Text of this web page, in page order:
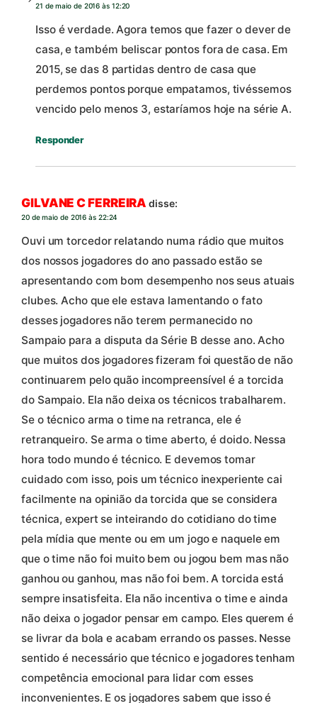
21 de maio de 2016 às 12:20
Isso é verdade. Agora temos que fazer o dever de
casa, e também beliscar pontos fora de casa. Em
2015, se das 8 partidas dentro de casa que
perdemos pontos porque empatamos, tivéssemos
vencido pelo menos 3, estaríamos hoje na série A.
Responder
GILVANE C FERREIRA disse:
20 de maio de 2016 às 22:24
Ouvi um torcedor relatando numa rádio que muitos
dos nossos jogadores do ano passado estão se
apresentando com bom desempenho nos seus atuais
clubes. Acho que ele estava lamentando o fato
desses jogadores não terem permanecido no
Sampaio para a disputa da Série B desse ano. Acho
que muitos dos jogadores fizeram foi questão de não
continuarem pelo quão incompreensível é a torcida
do Sampaio. Ela não deixa os técnicos trabalharem.
Se o técnico arma o time na retranca, ele é
retranqueiro. Se arma o time aberto, é doido. Nessa
hora todo mundo é técnico. E devemos tomar
cuidado com isso, pois um técnico inexperiente cai
facilmente na opinião da torcida que se considera
técnica, expert se inteirando do cotidiano do time
pela mídia que mente ou em um jogo e naquele em
que o time não foi muito bem ou jogou bem mas não
ganhou ou ganhou, mas não foi bem. A torcida está
sempre insatisfeita. Ela não incentiva o time e ainda
não deixa o jogador pensar em campo. Eles querem é
se livrar da bola e acabam errando os passes. Nesse
sentido é necessário que técnico e jogadores tenham
competência emocional para lidar com esses
inconvenientes. E os jogadores sabem que isso é